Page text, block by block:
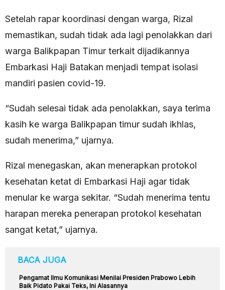
Setelah rapar koordinasi dengan warga, Rizal
memastikan, sudah tidak ada lagi penolakkan dari
warga Balikpapan Timur terkait dijadikannya
Embarkasi Haji Batakan menjadi tempat isolasi
mandiri pasien covid-19.
“Sudah selesai tidak ada penolakkan, saya terima
kasih ke warga Balikpapan timur sudah ikhlas,
sudah menerima,” ujarnya.
Rizal menegaskan, akan menerapkan protokol
kesehatan ketat di Embarkasi Haji agar tidak
menular ke warga sekitar. “Sudah menerima tentu
harapan mereka penerapan protokol kesehatan
sangat ketat,” ujarnya.
BACA JUGA
Pengamat Ilmu Komunikasi Menilai Presiden Prabowo Lebih
Baik Pidato Pakai Teks, Ini Alasannya